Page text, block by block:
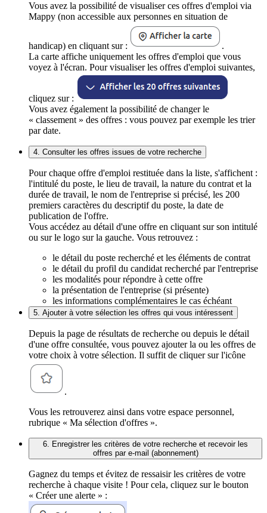
Vous avez la possibilité de visualiser ces offres d'emploi via
Mappy (non accessible aux personnes en situation de
handicap) en cliquant sur :
.
La carte affiche uniquement les offres d'emploi que vous
voyez à l'écran. Pour visualiser les offres d'emploi suivantes,
cliquez sur :
Vous avez également la possibilité de changer le
« classement » des offres : vous pouvez par exemple les trier
par date.
4. Consulter les offres issues de votre recherche
Pour chaque offre d'emploi restituée dans la liste, s'affichent :
l'intitulé du poste, le lieu de travail, la nature du contrat et la
durée de travail, le nom de l'entreprise si précisé, les 200
premiers caractères du descriptif du poste, la date de
publication de l'offre.
Vous accédez au détail d'une offre en cliquant sur son intitulé
ou sur le logo sur la gauche. Vous retrouvez :
le détail du poste recherché et les éléments de contrat
le détail du profil du candidat recherché par l'entreprise
les modalités pour répondre à cette offre
la présentation de l'entreprise (si présente)
les informations complémentaires le cas échéant
5. Ajouter à votre sélection les offres qui vous intéressent
Depuis la page de résultats de recherche ou depuis le détail
d'une offre consultée, vous pouvez ajouter la ou les offres de
votre choix à votre sélection. Il suffit de cliquer sur l'icône
.
Vous les retrouverez ainsi dans votre espace personnel,
rubrique « Ma sélection d'offres ».
6. Enregistrer les critères de votre recherche et recevoir les
offres par e-mail (abonnement)
Gagnez du temps et évitez de ressaisir les critères de votre
recherche à chaque visite ! Pour cela, cliquez sur le bouton
« Créer une alerte » :